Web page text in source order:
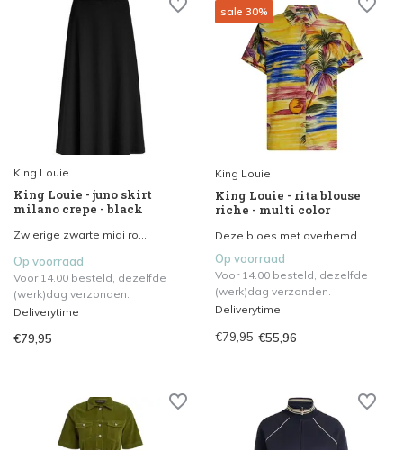
King Louie
King Louie - juno skirt
milano crepe - black
Zwierige zwarte midi ro...
Op voorraad
Voor 14.00 besteld, dezelfde
(werk)dag verzonden.
Deliverytime
€79,95
sale 30%
King Louie
King Louie - rita blouse
riche - multi color
Deze bloes met overhemd...
Op voorraad
Voor 14.00 besteld, dezelfde
(werk)dag verzonden.
Deliverytime
€79,95 €55,96